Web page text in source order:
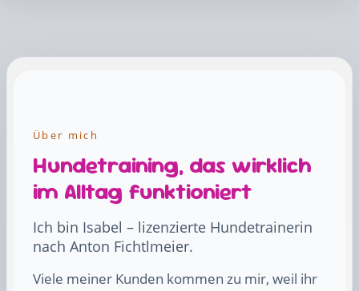
Über mich
Hundetraining, das wirklich
im Alltag funktioniert
Ich bin Isabel – lizenzierte Hundetrainerin
nach Anton Fichtlmeier.
Viele meiner Kunden kommen zu mir, weil ihr